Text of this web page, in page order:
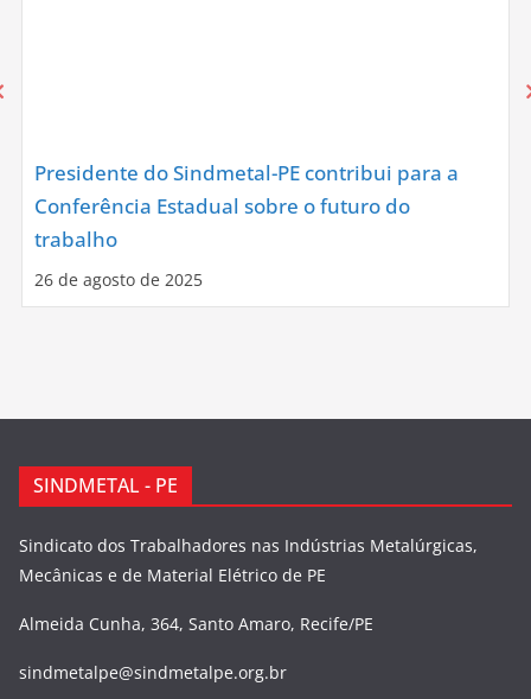
Presidente do Sindmetal-PE contribui para a
Conferência Estadual sobre o futuro do
trabalho
26 de agosto de 2025
SINDMETAL - PE
Sindicato dos Trabalhadores nas Indústrias Metalúrgicas,
Mecânicas e de Material Elétrico de PE
Almeida Cunha, 364, Santo Amaro, Recife/PE
sindmetalpe@sindmetalpe.org.br